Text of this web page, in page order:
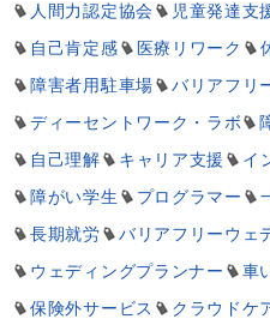
人間力認定協会
児童発達支
自己肯定感
医療リワーク
障害者用駐車場
バリアフリ
ディーセントワーク・ラボ
自己理解
キャリア支援 イ
障がい学生
プログラマー
長期就労
バリアフリーウェ
ウェディングプランナー
車
保険外サービス
クラウドケ